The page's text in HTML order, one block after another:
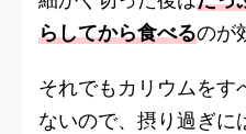
らしてから食べるのが
それでもカリウムをす
ないので、摂り過ぎに